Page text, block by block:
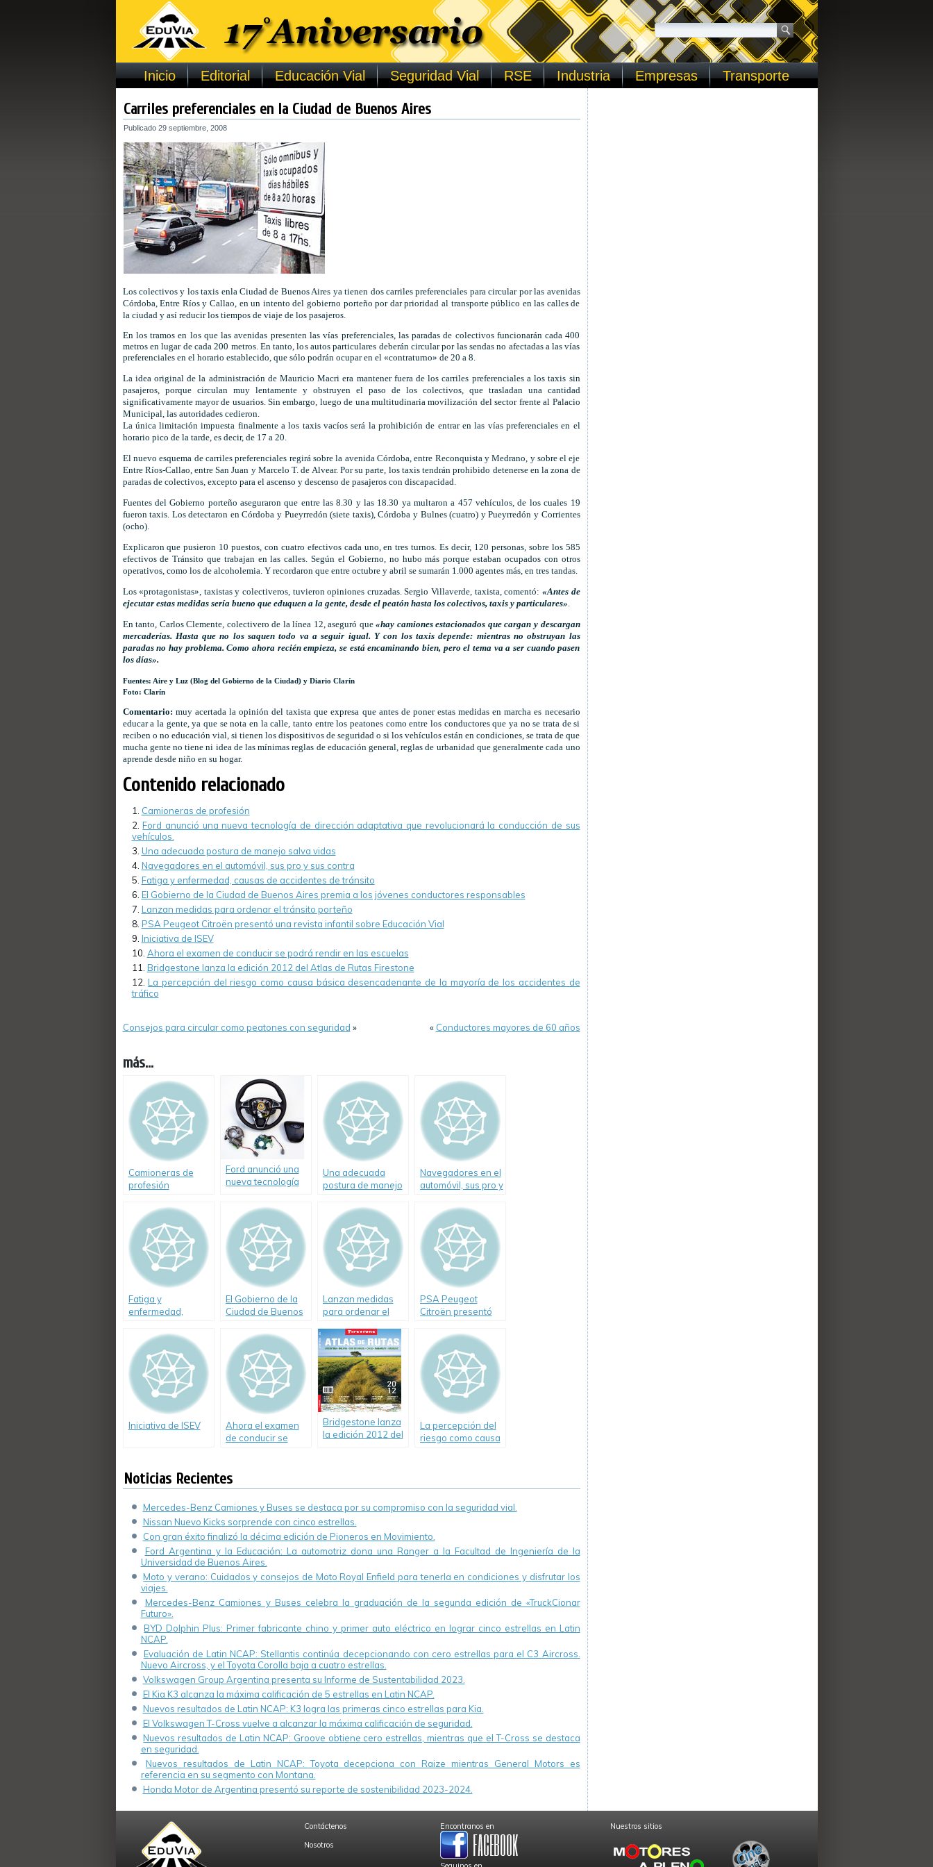
Inicio Editorial Educación Vial Seguridad Vial RSE Industria Empresas Transporte
Carriles preferenciales en la Ciudad de Buenos Aires
Publicado 29 septiembre, 2008
Los colectivos y los taxis enla Ciudad de Buenos Aires ya tienen dos carriles preferenciales para circular por las avenidas
Córdoba, Entre Ríos y Callao, en un intento del gobierno porteño por dar prioridad al transporte público en las calles de
la ciudad y así reducir los tiempos de viaje de los pasajeros.
En los tramos en los que las avenidas presenten las vías preferenciales, las paradas de colectivos funcionarán cada 400
metros en lugar de cada 200 metros. En tanto, los autos particulares deberán circular por las sendas no afectadas a las vías
preferenciales en el horario establecido, que sólo podrán ocupar en el «contraturno» de 20 a 8.
La idea original de la administración de Mauricio Macri era mantener fuera de los carriles preferenciales a los taxis sin
pasajeros, porque circulan muy lentamente y obstruyen el paso de los colectivos, que trasladan una cantidad
significativamente mayor de usuarios. Sin embargo, luego de una multitudinaria movilización del sector frente al Palacio
Municipal, las autoridades cedieron.
La única limitación impuesta finalmente a los taxis vacíos será la prohibición de entrar en las vías preferenciales en el
horario pico de la tarde, es decir, de 17 a 20.
El nuevo esquema de carriles preferenciales regirá sobre la avenida Córdoba, entre Reconquista y Medrano, y sobre el eje
Entre Ríos-Callao, entre San Juan y Marcelo T. de Alvear. Por su parte, los taxis tendrán prohibido detenerse en la zona de
paradas de colectivos, excepto para el ascenso y descenso de pasajeros con discapacidad.
Fuentes del Gobierno porteño aseguraron que entre las 8.30 y las 18.30 ya multaron a 457 vehículos, de los cuales 19
fueron taxis. Los detectaron en Córdoba y Pueyrredón (siete taxis), Córdoba y Bulnes (cuatro) y Pueyrredón y Corrientes
(ocho).
Explicaron que pusieron 10 puestos, con cuatro efectivos cada uno, en tres turnos. Es decir, 120 personas, sobre los 585
efectivos de Tránsito que trabajan en las calles. Según el Gobierno, no hubo más porque estaban ocupados con otros
operativos, como los de alcoholemia. Y recordaron que entre octubre y abril se sumarán 1.000 agentes más, en tres tandas.
Los «protagonistas», taxistas y colectiveros, tuvieron opiniones cruzadas. Sergio Villaverde, taxista, comentó: «Antes de
ejecutar estas medidas sería bueno que eduquen a la gente, desde el peatón hasta los colectivos, taxis y particulares».
En tanto, Carlos Clemente, colectivero de la línea 12, aseguró que«hay camiones estacionados que cargan y descargan
mercaderías. Hasta que no los saquen todo va a seguir igual. Y con los taxis depende: mientras no obstruyan las
paradas no hay problema. Como ahora recién empieza, se está encaminando bien, pero el tema va a ser cuando pasen
los días».
Fuentes: Aire y Luz (Blog del Gobierno de la Ciudad) y Diario Clarín
Foto: Clarín
Comentario: muy acertada la opinión del taxista que expresa que antes de poner estas medidas en marcha es necesario
educar a la gente, ya que se nota en la calle, tanto entre los peatones como entre los conductores que ya no se trata de si
reciben o no educación vial, si tienen los dispositivos de seguridad o si los vehículos están en condiciones, se trata de que
mucha gente no tiene ni idea de las mínimas reglas de educación general, reglas de urbanidad que generalmente cada uno
aprende desde niño en su hogar.
Contenido relacionado
Camioneras de profesión
Ford anunció una nueva tecnología de dirección adaptativa que revolucionará la conducción de sus
vehículos.
Una adecuada postura de manejo salva vidas
Navegadores en el automóvil, sus pro y sus contra
Fatiga y enfermedad, causas de accidentes de tránsito
El Gobierno de la Ciudad de Buenos Aires premia a los jóvenes conductores responsables
Lanzan medidas para ordenar el tránsito porteño
PSA Peugeot Citroën presentó una revista infantil sobre Educación Vial
Iniciativa de ISEV
Ahora el examen de conducir se podrá rendir en las escuelas
Bridgestone lanza la edición 2012 del Atlas de Rutas Firestone
La percepción del riesgo como causa básica desencadenante de la mayoría de los accidentes de
tráfico
Consejos para circular como peatones con seguridad » « Conductores mayores de 60 años
más...
Camioneras de
profesión
Ford anunció una
nueva tecnología
adaptativa que
revolucionará la
conducción de sus
vehículos.
Una adecuada
postura de manejo
Navegadores en el
automóvil, sus pro y
Fatiga y
enfermedad,
accidentes de
tránsito
El Gobierno de la
Ciudad de Buenos
jóvenes
conductores
responsables
Lanzan medidas
para ordenar el
PSA Peugeot
Citroën presentó
sobre Educación
Vial
Iniciativa de ISEV
Ahora el examen
de conducir se
Bridgestone lanza
la edición 2012 del
La percepción del
riesgo como causa
los accidentes de
Noticias Recientes
Mercedes-Benz Camiones y Buses se destaca por su compromiso con la seguridad vial.
Nissan Nuevo Kicks sorprende con cinco estrellas.
Con gran éxito finalizó la décima edición de Pioneros en Movimiento.
Ford Argentina y la Educación: La automotriz dona una Ranger a la Facultad de Ingeniería de la
Universidad de Buenos Aires.
Moto y verano: Cuidados y consejos de Moto Royal Enfield para tenerla en condiciones y disfrutar los
viajes.
Mercedes-Benz Camiones y Buses celebra la graduación de la segunda edición de «TruckCionar
Futuro».
BYD Dolphin Plus: Primer fabricante chino y primer auto eléctrico en lograr cinco estrellas en Latin
NCAP.
Evaluación de Latin NCAP: Stellantis continúa decepcionando con cero estrellas para el C3 Aircross.
Nuevo Aircross, y el Toyota Corolla baja a cuatro estrellas.
Volkswagen Group Argentina presenta su Informe de Sustentabilidad 2023.
El Kia K3 alcanza la máxima calificación de 5 estrellas en Latin NCAP.
Nuevos resultados de Latin NCAP: K3 logra las primeras cinco estrellas para Kia.
El Volkswagen T-Cross vuelve a alcanzar la máxima calificación de seguridad.
Nuevos resultados de Latin NCAP: Groove obtiene cero estrellas, mientras que el T-Cross se destaca
en seguridad.
Nuevos resultados de Latin NCAP: Toyota decepciona con Raize mientras General Motors es
referencia en su segmento con Montana.
Honda Motor de Argentina presentó su reporte de sostenibilidad 2023-2024.
Contáctenos
Nosotros
Encontranos en Nuestros sitios